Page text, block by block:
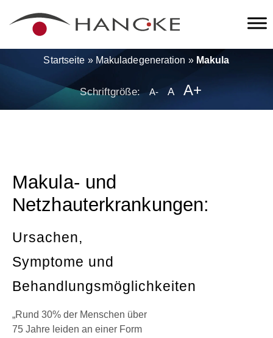
Startseite » Makuladegeneration » Makula
Schriftgröße: A- A A+
Makula- und
Netzhauterkrankungen:
Ursachen,
Symptome und
Behandlungsmöglichkeiten
„Rund 30% der Menschen über
75 Jahre leiden an einer Form